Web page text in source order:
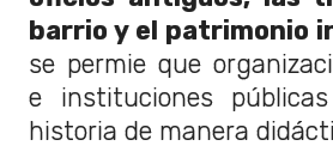
barrio y el patrimonio
se permie que
e instituciones
historia de manera